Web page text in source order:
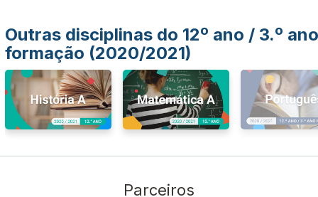
Outras disciplinas do 12º ano / 3.º ano
formação (2020/2021)
Parceiros